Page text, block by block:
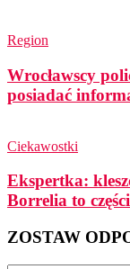
Region
Wrocławscy
posiadać
Ciekawostki
Ekspertka:
Borrelia to
ZOSTAW